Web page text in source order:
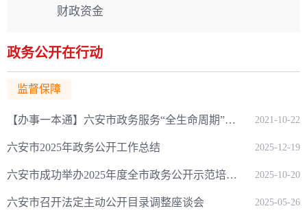
财政资金
政务公开在行动
监督保障
【办事一本通】六安市政务服务“全生命周期”事项一本通 2021-10-22
六安市2025年政务公开工作总结 2025-12-19
六安市成功举办2025年度全市政务公开示范培训班 2025-10-20
六安市召开法定主动公开目录调整座谈会 2025-05-26